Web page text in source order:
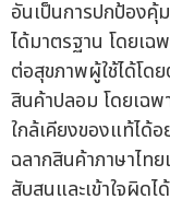
อันเป็นการปกป้องคุ้
ได้มาตรฐาน โดยเฉ
ต่อสุขภาพผู้ใช้ได้โด
สินค้าปลอม โดยเฉ
ใกล้เคียงของแท้ได้
ฉลากสินค้าภาษาไท
สับสนและเข้าใจผิดไ